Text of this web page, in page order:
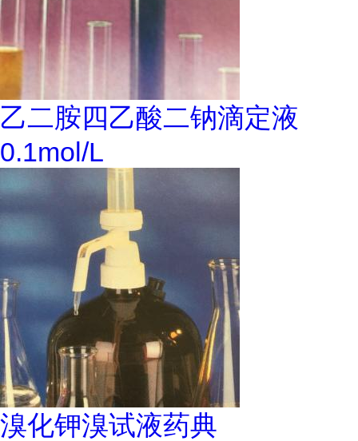
乙二胺四乙酸二钠滴定液
0.1mol/L
溴化钾溴试液药典